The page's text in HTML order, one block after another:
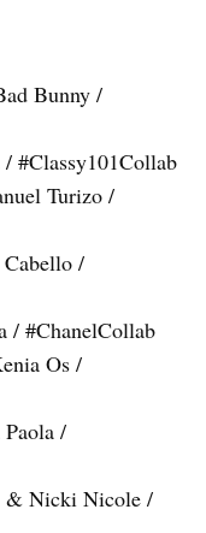
Bunny /
#Classy101Collab
Turizo /
/
/ #ChanelCollab
Os /
/
& Nicki Nicole /